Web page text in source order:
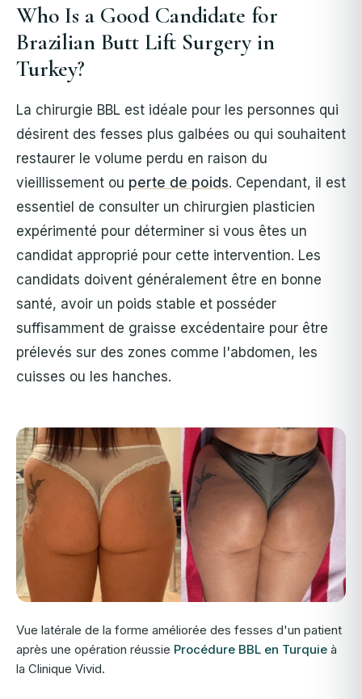
Who Is a Good Candidate for
Brazilian Butt Lift Surgery in
Turkey?
La chirurgie BBL est idéale pour les personnes qui
désirent des fesses plus galbées ou qui souhaitent
restaurer le volume perdu en raison du
vieillissement ou perte de poids. Cependant, il est
essentiel de consulter un chirurgien plasticien
expérimenté pour déterminer si vous êtes un
candidat approprié pour cette intervention. Les
candidats doivent généralement être en bonne
santé, avoir un poids stable et posséder
suffisamment de graisse excédentaire pour être
prélevés sur des zones comme l'abdomen, les
cuisses ou les hanches.
Vue latérale de la forme améliorée des fesses d'un patient
après une opération réussie Procédure BBL en Turquie à
la Clinique Vivid.